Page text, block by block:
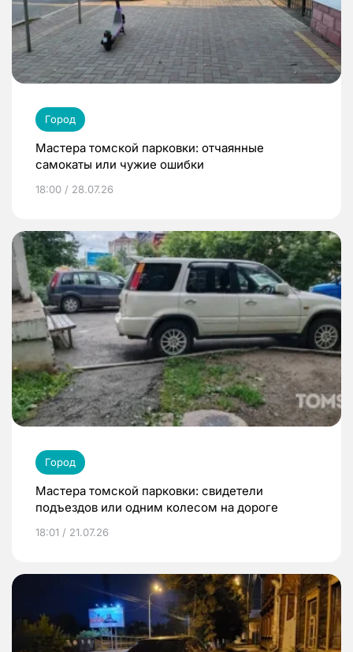
Город
Мастера томской парковки: отчаянные
самокаты или чужие ошибки
18:00 / 28.07.26
Город
Мастера томской парковки: свидетели
подъездов или одним колесом на дороге
18:01 / 21.07.26